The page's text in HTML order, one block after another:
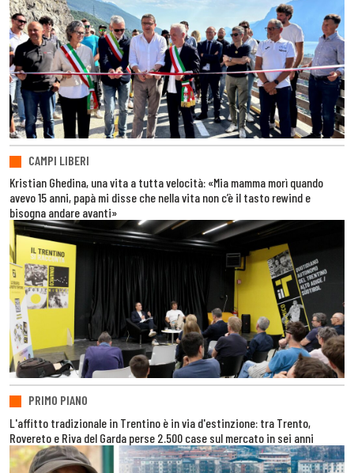
CAMPI LIBERI
Kristian Ghedina, una vita a tutta velocità: «Mia mamma morì quando
avevo 15 anni, papà mi disse che nella vita non c’è il tasto rewind e
bisogna andare avanti»
PRIMO PIANO
L'affitto tradizionale in Trentino è in via d'estinzione: tra Trento,
Rovereto e Riva del Garda perse 2.500 case sul mercato in sei anni